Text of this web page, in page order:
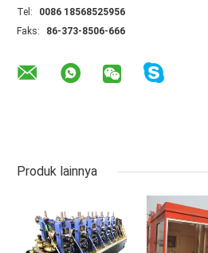
Tel:
0086 18568525956
Faks:
86-373-8506-666
Produk lainnya